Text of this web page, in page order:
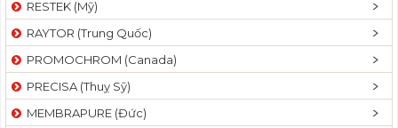
RESTEK (Mỹ)
RAYTOR (Trung Quốc)
PROMOCHROM (Canada)
PRECISA (Thuỵ Sỹ)
MEMBRAPURE (Đức)